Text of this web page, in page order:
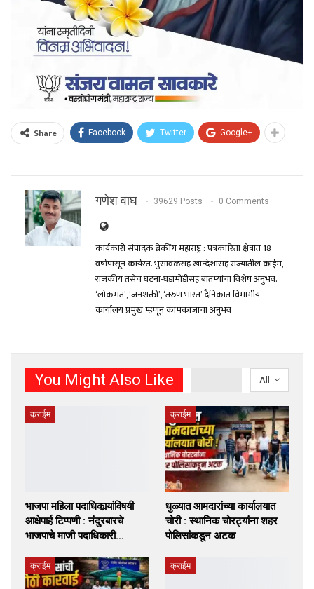
Share Facebook Twitter Google+
गणेश वाघ 39629 Posts 0 Comments
कार्यकारी संपादक ब्रेकींग महाराष्ट्र : पत्रकारिता क्षेत्रात 18
वर्षांपासून कार्यरत. भुसावळसह खान्देशासह राज्यातील क्राईम,
राजकीय तसेच घटना-घडामोंडीसह बातम्यांचा विशेष अनुभव.
‘लोकमत’, ‘जनशक्ती’, ‘तरुण भारत’ दैनिकात विभागीय
कार्यालय प्रमुख म्हणून कामकाजाचा अनुभव
All
You Might Also Like
क्राईम
भाजपा महिला पदाधिकार्‍यांविषयी
आक्षेपार्ह टिप्पणी : नंदुरबारचे
भाजपाचे माजी पदाधिकारी…
क्राईम
धुळ्यात आमदारांच्या कार्यालयात
चोरी : स्थानिक चोरट्यांना शहर
पोलिसांकडून अटक
क्राईम क्राईम